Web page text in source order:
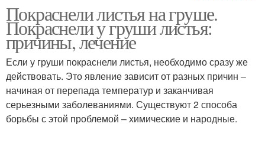
Бугристые листы Листы на смородине
Мелкие листы
Покраснели листья на груше.
Покраснели у груши листья:
причины, лечение
Если у груши покраснели листья, необходимо сразу же
действовать. Это явление зависит от разных причин –
начиная от перепада температур и заканчивая
серьезными заболеваниями. Существуют 2 способа
борьбы с этой проблемой – химические и народные.